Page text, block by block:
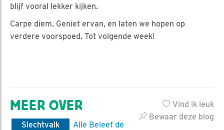
blijf vooral lekker kijken.
Carpe diem. Geniet ervan, en laten we hopen op
verdere voorspoed. Tot volgende week!
Vind ik leuk
Bewaar deze blog
MEER OVER
Slechtvalk
Alle Beleef de